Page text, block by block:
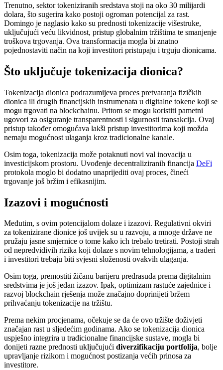
Trenutno, sektor tokeniziranih sredstava stoji na oko 30 milijardi
dolara, što sugerira kako postoji ogroman potencijal za rast.
Domingo je naglasio kako su prednosti tokenizacije višestruke,
uključujući veću likvidnost, pristup globalnim tržištima te smanjenje
troškova trgovanja. Ova transformacija mogla bi znatno
pojednostaviti način na koji investitori pristupaju i trguju dionicama.
Što uključuje tokenizacija dionica?
Tokenizacija dionica podrazumijeva proces pretvaranja fizičkih
dionica ili drugih financijskih instrumenata u digitalne tokene koji se
mogu trgovati na blockchainu. Pritom se mogu koristiti pametni
ugovori za osiguranje transparentnosti i sigurnosti transakcija. Ovaj
pristup također omogućava lakši pristup investitorima koji možda
nemaju mogućnost ulaganja kroz tradicionalne kanale.
Osim toga, tokenizacija može potaknuti novi val inovacija u
investicijskom prostoru. Uvođenje decentraliziranih financija DeFi
protokola moglo bi dodatno unaprijediti ovaj proces, čineći
trgovanje još bržim i efikasnijim.
Izazovi i mogućnosti
Međutim, s ovim potencijalom dolaze i izazovi. Regulativni okviri
za tokenizirane dionice još uvijek su u razvoju, a mnoge države ne
pružaju jasne smjernice o tome kako ich trebalo tretirati. Postoji strah
od nepredvidivih rizika koji dolaze s novim tehnologijama, a traderi
i investitori trebaju biti svjesni složenosti ovakvih ulaganja.
Osim toga, premostiti žičanu barijeru predrasuda prema digitalnim
sredstvima je još jedan izazov. Ipak, optimizam rastuće zajednice i
razvoj blockchain rješenja može značajno doprinijeti bržem
prihvaćanju tokenizacije na tržištu.
Prema nekim procjenama, očekuje se da će ovo tržište doživjeti
značajan rast u sljedećim godinama. Ako se tokenizacija dionica
uspješno integrira u tradicionalne financijske sustave, mogla bi
donijeti razne prednosti uključujući diverzifikaciju portfolija, bolje
upravljanje rizikom i mogućnost postizanja većih prinosa za
investitore.